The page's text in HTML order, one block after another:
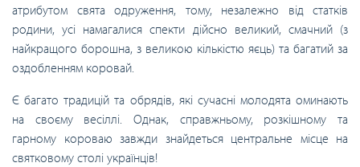
атрибутом свята одруження, тому, незалежно від статків
родини, усі намагалися спекти дійсно великий, смачний (з
найкращого борошна, з великою кількістю яєць) та багатий за
оздобленням коровай.
Є багато традицій та обрядів, які сучасні молодята оминають
на своєму весіллі. Однак, справжньому, розкішному та
гарному короваю завжди знайдеться центральне місце на
святковому столі українців!